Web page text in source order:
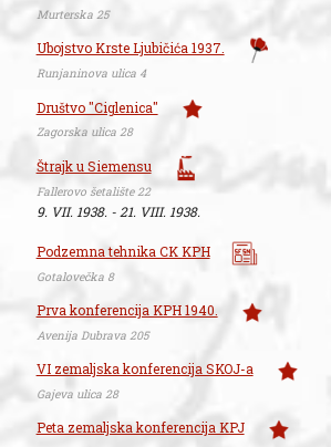
Murterska 25
Ubojstvo Krste Ljubičića 1937.
Runjaninova ulica 4
Društvo "Ciglenica"
Zagorska ulica 28
Štrajk u Siemensu
Fallerovo šetalište 22
9. VII. 1938. - 21. VIII. 1938.
Podzemna tehnika CK KPH
Gotalovečka 8
Prva konferencija KPH 1940.
Avenija Dubrava 205
VI zemaljska konferencija SKOJ-a
Gajeva ulica 28
Peta zemaljska konferencija KPJ